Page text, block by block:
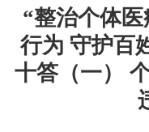
“整治个体
行为 守护百
十答（一）